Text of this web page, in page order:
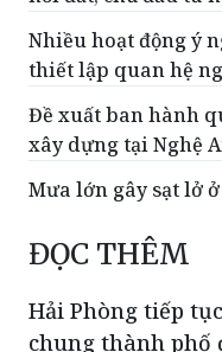
Nhiều hoạt động ý
thiết lập quan hệ
Đề xuất ban hành
xây dựng tại Nghệ
Mưa lớn gây sạt lở
ĐỌC THÊM
Hải Phòng tiếp
chung thành phố